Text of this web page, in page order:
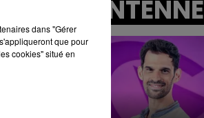
A L'ANTENNE
dans "Gérer
que pour
cookies" situé en